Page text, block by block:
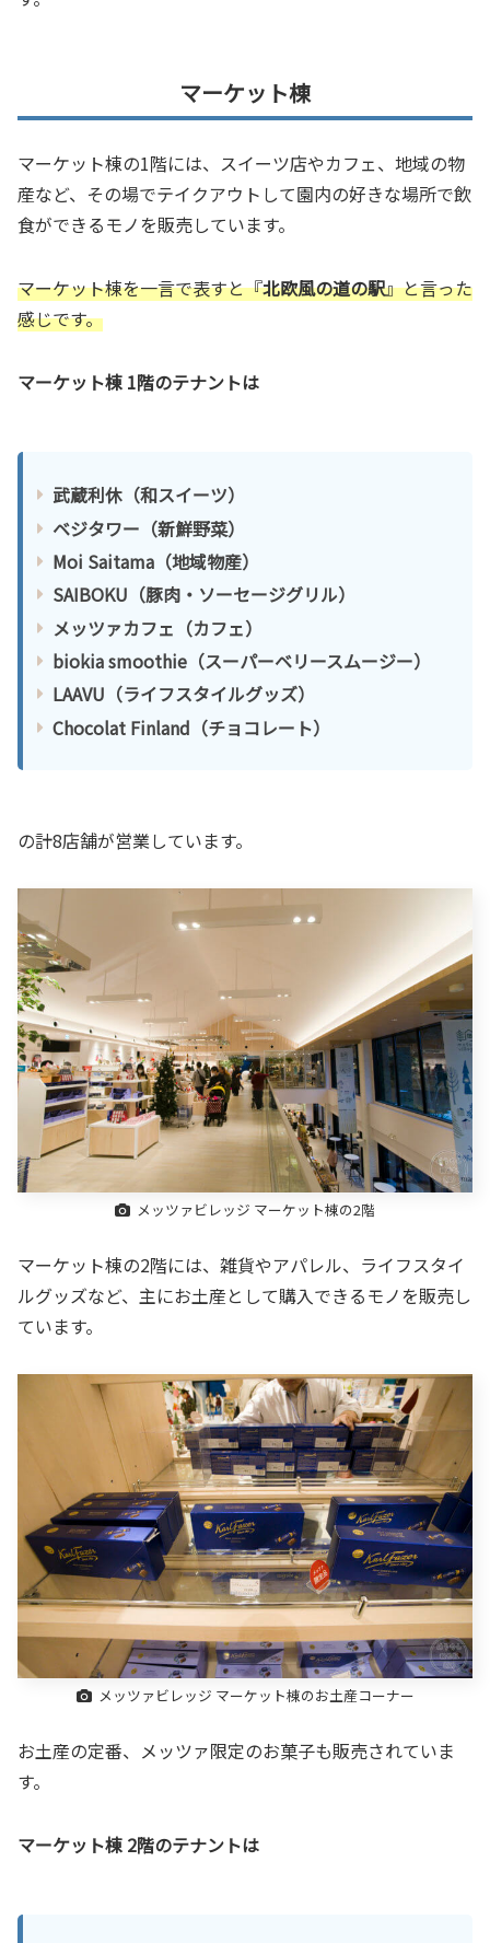
マーケット棟
マーケット棟の1階には、スイーツ店やカフェ、地域の物
産など、その場でテイクアウトして園内の好きな場所で飲
食ができるモノを販売しています。
マーケット棟を一言で表すと『北欧風の道の駅』と言った
感じです。
マーケット棟 1階のテナントは
武蔵利休（和スイーツ）
ベジタワー（新鮮野菜）
Moi Saitama（地域物産）
SAIBOKU（豚肉・ソーセージグリル）
メッツァカフェ（カフェ）
biokia smoothie（スーパーベリースムージー）
LAAVU（ライフスタイルグッズ）
Chocolat Finland（チョコレート）
の計8店舗が営業しています。
メッツァビレッジ マーケット棟の2階
マーケット棟の2階には、雑貨やアパレル、ライフスタイ
ルグッズなど、主にお土産として購入できるモノを販売し
ています。
メッツァビレッジ マーケット棟のお土産コーナー
お土産の定番、メッツァ限定のお菓子も販売されていま
す。
マーケット棟 2階のテナントは